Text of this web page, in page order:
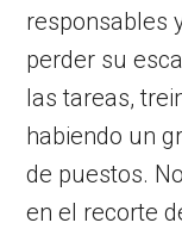
responsables
perder su
las tareas,
habiendo un
de puestos.
en el recorte